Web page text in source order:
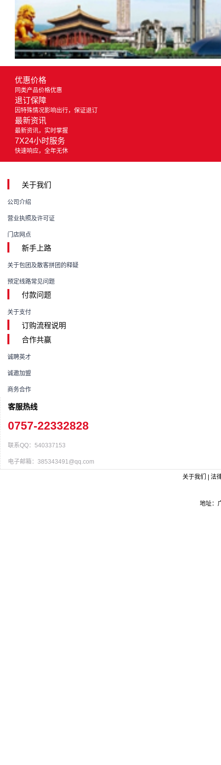
优惠价格
同类产品价格优惠
退订保障
因特殊情况影响出行，保证退订
最新资讯
最新资讯，实时掌握
7X24小时服务
快速响应，全年无休
关于我们
公司介绍
营业执照及许可证
门店网点
新手上路
关于包团及散客拼团的释疑
预定线路常见问题
付款问题
关于支付
订购流程说明
合作共赢
诚聘英才
诚邀加盟
商务合作
客服热线
0757-22332828
联系QQ：540337153
电子邮箱：385343491@qq.com
关于我们 | 法
地址：